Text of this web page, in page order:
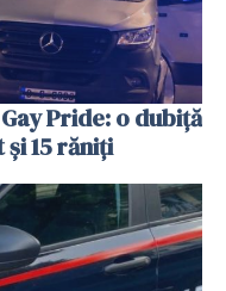
Pride: o dubiță
15 răniți